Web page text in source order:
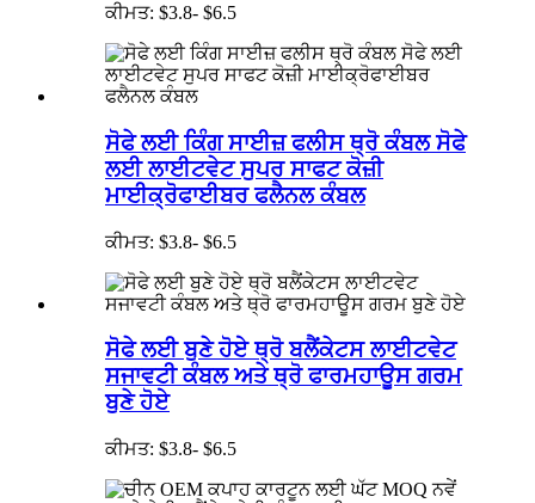
ਕੀਮਤ: $3.8- $6.5
ਸੋਫੇ ਲਈ ਕਿੰਗ ਸਾਈਜ਼ ਫਲੀਸ ਥ੍ਰੋ ਕੰਬਲ ਸੋਫੇ
ਲਈ ਲਾਈਟਵੇਟ ਸੁਪਰ ਸਾਫਟ ਕੋਜ਼ੀ
ਮਾਈਕ੍ਰੋਫਾਈਬਰ ਫਲੈਨਲ ਕੰਬਲ
ਕੀਮਤ: $3.8- $6.5
ਸੋਫੇ ਲਈ ਬੁਣੇ ਹੋਏ ਥ੍ਰੋ ਬਲੈਂਕੇਟਸ ਲਾਈਟਵੇਟ
ਸਜਾਵਟੀ ਕੰਬਲ ਅਤੇ ਥ੍ਰੋ ਫਾਰਮਹਾਊਸ ਗਰਮ
ਬੁਣੇ ਹੋਏ
ਕੀਮਤ: $3.8- $6.5